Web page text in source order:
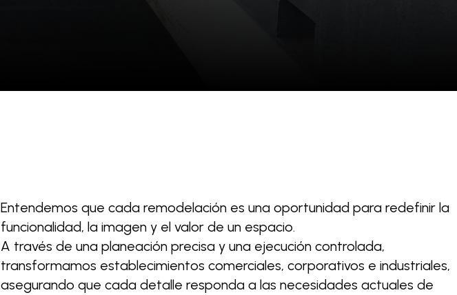
Entendemos que cada remodelación es una oportunidad para redefinir la
funcionalidad, la imagen y el valor de un espacio.
A través de una planeación precisa y una ejecución controlada,
transformamos establecimientos comerciales, corporativos e industriales,
asegurando que cada detalle responda a las necesidades actuales de